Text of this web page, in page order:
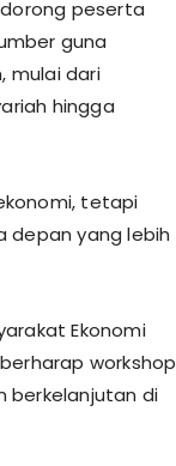
peserta
guna
mulai dari
hingga
tetapi
depan yang lebih
Ekonomi
workshop
berkelanjutan di